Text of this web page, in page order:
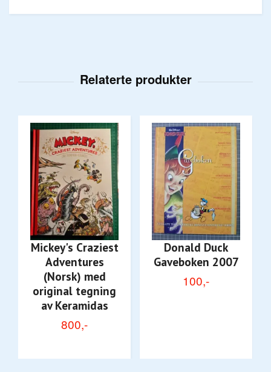
Mickey's Craziest
Adventures
(Norsk) med
original tegning
av Keramidas
800,-
Donald Duck
Gaveboken 2007
100,-